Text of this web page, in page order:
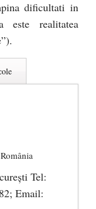
dificultati in
este realitatea
Tel:
Email: